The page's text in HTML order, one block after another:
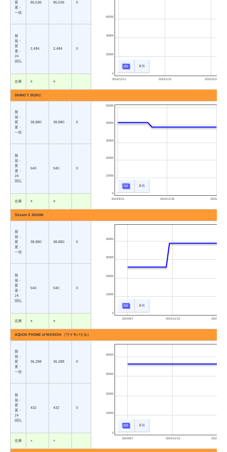
変
更・
一括
85,536 85,536 0
2014/12/11 2015/1/15 2015/2/19
0
20000
40000
60000
新規
新
規・
変
更・
24
回払
2,484 2,484 0
在庫 ○ ○
DIGNO T 302KC
新
規・
変
更・
一括
38,880 38,880 0
2014/9/11 2014/11/30 2015/2/19
0
10000
20000
30000
40000
50000
新規
新
規・
変
更・
24
回払
540 540 0
在庫 ○ ○
Stream S 302HW
新
規・
変
更・
一括
38,880 38,880 0
2014/8/7 2014/11/13 2015/2/19
0
10000
20000
30000
40000
新規
新
規・
変
更・
24
回払
540 540 0
在庫 ○ ○
AQUOS PHONE ef WX05SH （ワイモバイル）
新
規・
変
更・
一括
36,288 36,288 0
2014/8/7 2014/11/13 2015/2/19
0
10000
20000
30000
40000
新規
新
規・
変
更・
24
回払
432 432 0
在庫 × ×